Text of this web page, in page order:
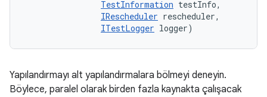
TestInformation testInfo,
IRescheduler rescheduler,
ITestLogger logger)
Yapılandırmayı alt yapılandırmalara bölmeyi deneyin.
Böylece, paralel olarak birden fazla kaynakta çalışacak